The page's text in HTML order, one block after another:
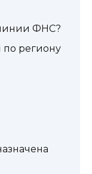
ФНС?
региону